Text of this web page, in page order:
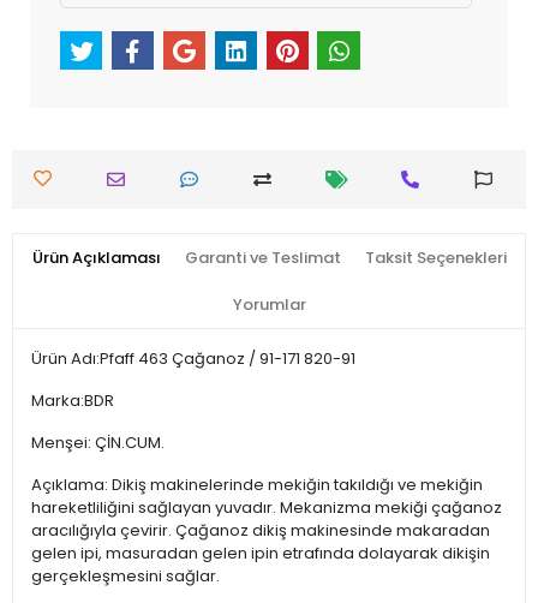
Ürün Açıklaması Garanti ve Teslimat Taksit Seçenekleri
Yorumlar
Ürün Adı:Pfaff 463 Çağanoz / 91-171 820-91
Marka:BDR
Menşei: ÇİN.CUM.
Açıklama: Dikiş makinelerinde mekiğin takıldığı ve mekiğin
hareketliliğini sağlayan yuvadır. Mekanizma mekiği çağanoz
aracılığıyla çevirir. Çağanoz dikiş makinesinde makaradan
gelen ipi, masuradan gelen ipin etrafında dolayarak dikişin
gerçekleşmesini sağlar.